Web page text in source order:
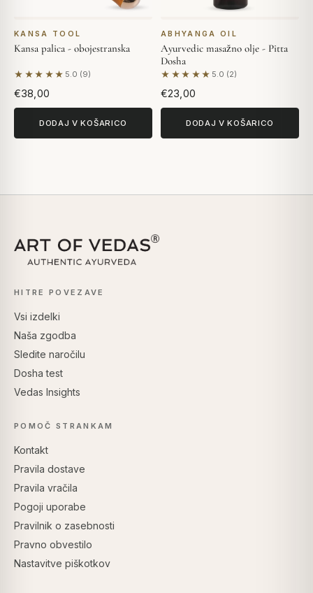
KANSA TOOL
Kansa palica - obojestranska
★★★★★ 5.0 (9)
Na podlagi 9 mnenj
€38,00
DODAJ V KOŠARICO
ABHYANGA OIL
Ayurvedic masažno olje - Pitta
Dosha
★★★★★ 5.0 (2)
Na podlagi 2 mnenj
€23,00
DODAJ V KOŠARICO
HITRE POVEZAVE
Vsi izdelki
Naša zgodba
Sledite naročilu
Dosha test
Vedas Insights
POMOČ STRANKAM
Kontakt
Pravila dostave
Pravila vračila
Pogoji uporabe
Pravilnik o zasebnosti
Pravno obvestilo
Nastavitve piškotkov